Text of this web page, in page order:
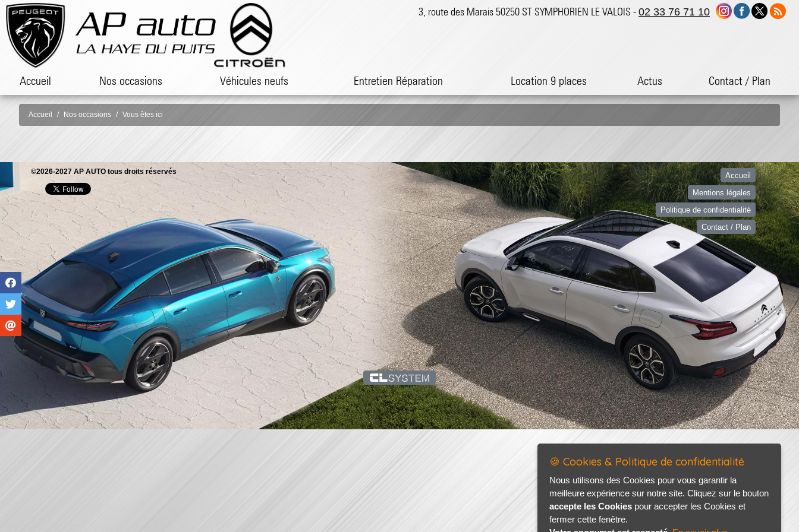
Accueil Nos occasions Véhicules neufs Entretien Réparation Location 9 places Actus Contact / Plan
3, route des Marais 50250 ST SYMPHORIEN LE VALOIS - 02 33 76 71 10
Accueil Nos occasions Vous êtes ici
©2026-2027 AP AUTO tous droits réservés
Accueil
Mentions légales
Politique de confidentialité
Contact / Plan
🍪 Cookies & Politique de confidentialité
Nous utilisons des Cookies pour vous garantir la
meilleure expérience sur notre site. Cliquez sur le bouton
accepte les Cookies pour accepter les Cookies et
fermer cette fenêtre.